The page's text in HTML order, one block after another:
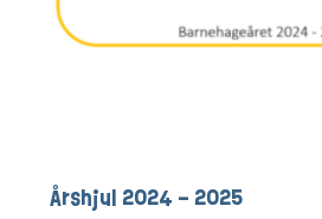
Årshjul 2024 – 2025